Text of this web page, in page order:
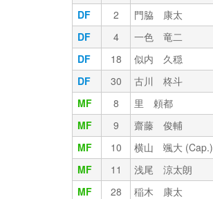
DF
2 門脇 康太
DF
4 一色 竜二
DF
18 似内 久穏
DF
30 古川 柊斗
MF
8 里 頼都
MF
9 齋藤 俊輔
MF
10 横山 颯大 (Cap.)
MF
11 浅尾 涼太朗
MF
28 稲木 康太